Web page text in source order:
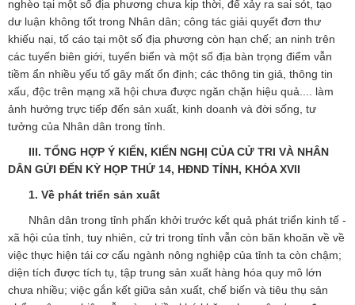
nghèo tại một số địa phương chưa kịp thời, để xảy ra sai sót, tạo
dư luận không tốt trong Nhân dân; công tác giải quyết đơn thư
khiếu nại, tố cáo tại một số địa phương còn hạn chế; an ninh trên
các tuyến biên giới, tuyến biển và một số địa bàn trọng điểm vẫn
tiềm ẩn nhiều yếu tố gây mất ổn định; các thông tin giả, thông tin
xấu, độc trên mạng xã hội chưa được ngăn chặn hiệu quả.... làm
ảnh hưởng trực tiếp đến sản xuất, kinh doanh và đời sống, tư
tưởng của Nhân dân trong tỉnh.
III. TỔNG HỢP Ý KIẾN, KIẾN NGHỊ CỦA CỬ TRI VÀ NHÂN
DÂN GỬI ĐẾN KỲ HỌP THỨ 14, HĐND TỈNH, KHÓA XVII
1. Về phát triển sản xuất
Nhân dân trong tỉnh phấn khởi trước kết quả phát triển kinh tế -
xã hội của tỉnh, tuy nhiên, cử tri trong tỉnh vẫn còn băn khoăn về về
việc thực hiện tái cơ cấu ngành nông nghiệp của tỉnh ta còn chậm;
diện tích được tích tụ, tập trung sản xuất hàng hóa quy mô lớn
chưa nhiều; việc gắn kết giữa sản xuất, chế biến và tiêu thụ sản